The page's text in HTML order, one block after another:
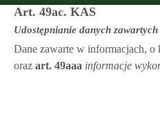
Art. 49ac. KAS
Udostępnianie danych
Dane zawarte w informacjach,
oraz art. 49aaa informacje